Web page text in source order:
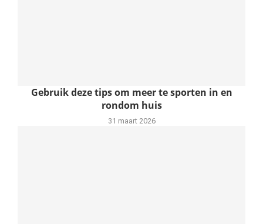
Gebruik deze tips om meer te sporten in en
rondom huis
31 maart 2026